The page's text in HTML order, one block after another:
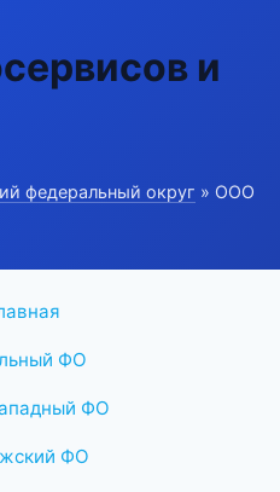
и
федеральный округ » ООО
ФО
ФО
ФО